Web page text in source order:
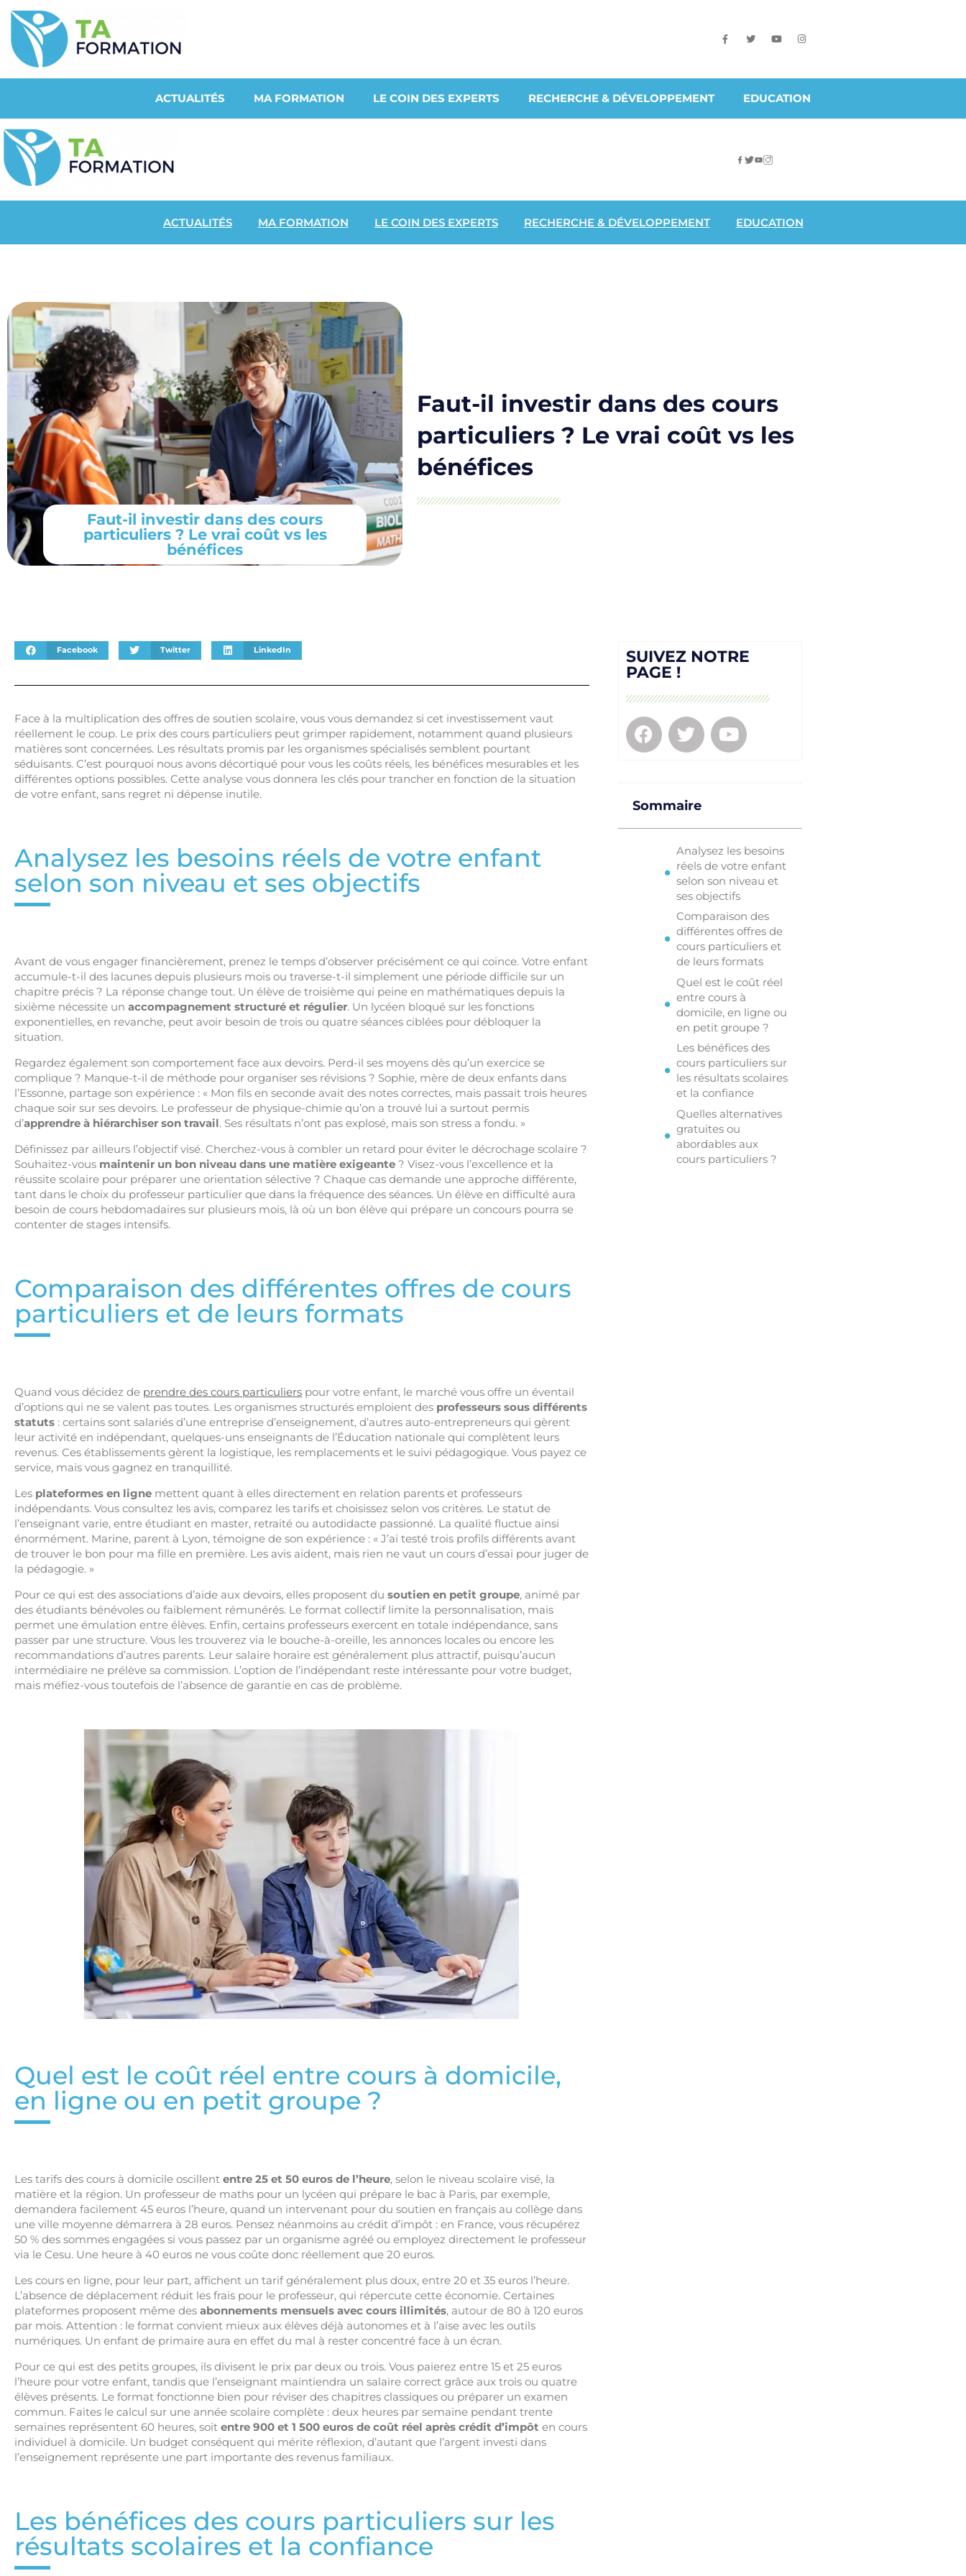
ACTUALITÉS MA FORMATION LE COIN DES EXPERTS RECHERCHE & DÉVELOPPEMENT EDUCATION
ACTUALITÉS MA FORMATION LE COIN DES EXPERTS RECHERCHE & DÉVELOPPEMENT EDUCATION
Faut-il investir dans des cours
particuliers ? Le vrai coût vs les
bénéfices
Faut-il investir dans des cours
particuliers ? Le vrai coût vs les
bénéfices
Facebook Twitter LinkedIn
Face à la multiplication des offres de soutien scolaire, vous vous demandez si cet investissement vaut
réellement le coup. Le prix des cours particuliers peut grimper rapidement, notamment quand plusieurs
matières sont concernées. Les résultats promis par les organismes spécialisés semblent pourtant
séduisants. C’est pourquoi nous avons décortiqué pour vous les coûts réels, les bénéfices mesurables et les
différentes options possibles. Cette analyse vous donnera les clés pour trancher en fonction de la situation
de votre enfant, sans regret ni dépense inutile.
Analysez les besoins réels de votre enfant
selon son niveau et ses objectifs
Avant de vous engager financièrement, prenez le temps d’observer précisément ce qui coince. Votre enfant
accumule-t-il des lacunes depuis plusieurs mois ou traverse-t-il simplement une période difficile sur un
chapitre précis ? La réponse change tout. Un élève de troisième qui peine en mathématiques depuis la
sixième nécessite un accompagnement structuré et régulier. Un lycéen bloqué sur les fonctions
exponentielles, en revanche, peut avoir besoin de trois ou quatre séances ciblées pour débloquer la
situation.
Regardez également son comportement face aux devoirs. Perd-il ses moyens dès qu’un exercice se
complique ? Manque-t-il de méthode pour organiser ses révisions ? Sophie, mère de deux enfants dans
l’Essonne, partage son expérience : « Mon fils en seconde avait des notes correctes, mais passait trois heures
chaque soir sur ses devoirs. Le professeur de physique-chimie qu’on a trouvé lui a surtout permis
d’apprendre à hiérarchiser son travail. Ses résultats n’ont pas explosé, mais son stress a fondu. »
Définissez par ailleurs l’objectif visé. Cherchez-vous à combler un retard pour éviter le décrochage scolaire ?
Souhaitez-vous maintenir un bon niveau dans une matière exigeante ? Visez-vous l’excellence et la
réussite scolaire pour préparer une orientation sélective ? Chaque cas demande une approche différente,
tant dans le choix du professeur particulier que dans la fréquence des séances. Un élève en difficulté aura
besoin de cours hebdomadaires sur plusieurs mois, là où un bon élève qui prépare un concours pourra se
contenter de stages intensifs.
Comparaison des différentes offres de cours
particuliers et de leurs formats
Quand vous décidez de prendre des cours particuliers pour votre enfant, le marché vous offre un éventail
d’options qui ne se valent pas toutes. Les organismes structurés emploient des professeurs sous différents
statuts : certains sont salariés d’une entreprise d’enseignement, d’autres auto-entrepreneurs qui gèrent
leur activité en indépendant, quelques-uns enseignants de l’Éducation nationale qui complètent leurs
revenus. Ces établissements gèrent la logistique, les remplacements et le suivi pédagogique. Vous payez ce
service, mais vous gagnez en tranquillité.
Les plateformes en ligne mettent quant à elles directement en relation parents et professeurs
indépendants. Vous consultez les avis, comparez les tarifs et choisissez selon vos critères. Le statut de
l’enseignant varie, entre étudiant en master, retraité ou autodidacte passionné. La qualité fluctue ainsi
énormément. Marine, parent à Lyon, témoigne de son expérience : « J’ai testé trois profils différents avant
de trouver le bon pour ma fille en première. Les avis aident, mais rien ne vaut un cours d’essai pour juger de
la pédagogie. »
Pour ce qui est des associations d’aide aux devoirs, elles proposent du soutien en petit groupe, animé par
des étudiants bénévoles ou faiblement rémunérés. Le format collectif limite la personnalisation, mais
permet une émulation entre élèves. Enfin, certains professeurs exercent en totale indépendance, sans
passer par une structure. Vous les trouverez via le bouche-à-oreille, les annonces locales ou encore les
recommandations d’autres parents. Leur salaire horaire est généralement plus attractif, puisqu’aucun
intermédiaire ne prélève sa commission. L’option de l’indépendant reste intéressante pour votre budget,
mais méfiez-vous toutefois de l’absence de garantie en cas de problème.
Quel est le coût réel entre cours à domicile,
en ligne ou en petit groupe ?
Les tarifs des cours à domicile oscillent entre 25 et 50 euros de l’heure, selon le niveau scolaire visé, la
matière et la région. Un professeur de maths pour un lycéen qui prépare le bac à Paris, par exemple,
demandera facilement 45 euros l’heure, quand un intervenant pour du soutien en français au collège dans
une ville moyenne démarrera à 28 euros. Pensez néanmoins au crédit d’impôt : en France, vous récupérez
50 % des sommes engagées si vous passez par un organisme agréé ou employez directement le professeur
via le Cesu. Une heure à 40 euros ne vous coûte donc réellement que 20 euros.
Les cours en ligne, pour leur part, affichent un tarif généralement plus doux, entre 20 et 35 euros l’heure.
L’absence de déplacement réduit les frais pour le professeur, qui répercute cette économie. Certaines
plateformes proposent même des abonnements mensuels avec cours illimités, autour de 80 à 120 euros
par mois. Attention : le format convient mieux aux élèves déjà autonomes et à l’aise avec les outils
numériques. Un enfant de primaire aura en effet du mal à rester concentré face à un écran.
Pour ce qui est des petits groupes, ils divisent le prix par deux ou trois. Vous paierez entre 15 et 25 euros
l’heure pour votre enfant, tandis que l’enseignant maintiendra un salaire correct grâce aux trois ou quatre
élèves présents. Le format fonctionne bien pour réviser des chapitres classiques ou préparer un examen
commun. Faites le calcul sur une année scolaire complète : deux heures par semaine pendant trente
semaines représentent 60 heures, soit entre 900 et 1 500 euros de coût réel après crédit d’impôt en cours
individuel à domicile. Un budget conséquent qui mérite réflexion, d’autant que l’argent investi dans
l’enseignement représente une part importante des revenus familiaux.
Les bénéfices des cours particuliers sur les
résultats scolaires et la confiance
SUIVEZ NOTRE
PAGE !
Sommaire
Analysez les besoins
réels de votre enfant
selon son niveau et
ses objectifs
Comparaison des
différentes offres de
cours particuliers et
de leurs formats
Quel est le coût réel
entre cours à
domicile, en ligne ou
en petit groupe ?
Les bénéfices des
cours particuliers sur
les résultats scolaires
et la confiance
Quelles alternatives
gratuites ou
abordables aux
cours particuliers ?